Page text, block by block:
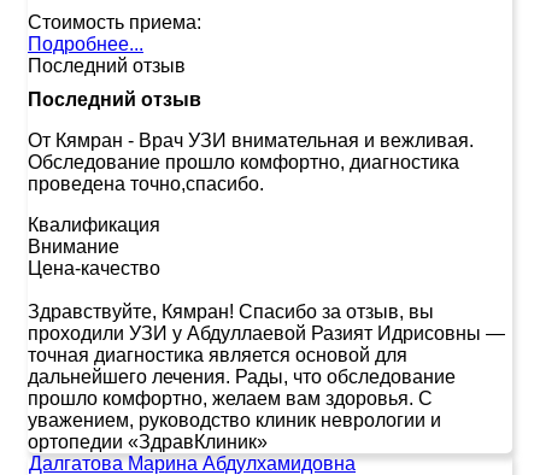
Стоимость приема:
Подробнее...
Последний отзыв
Последний отзыв
От Кямран - Врач УЗИ внимательная и вежливая.
Обследование прошло комфортно, диагностика
проведена точно,спасибо.
Квалификация
Внимание
Цена-качество
Здравствуйте, Кямран! Спасибо за отзыв, вы
проходили УЗИ у Абдуллаевой Разият Идрисовны —
точная диагностика является основой для
дальнейшего лечения. Рады, что обследование
прошло комфортно, желаем вам здоровья. С
уважением, руководство клиник неврологии и
ортопедии «ЗдравКлиник»
Далгатова Марина Абдулхамидовна